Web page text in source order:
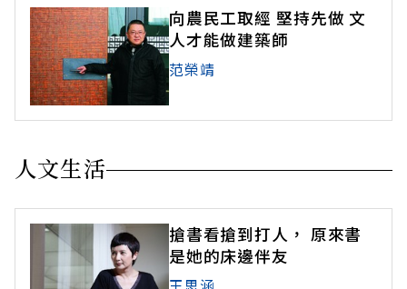
向農民工取經 堅持先做 文
人才能做建築師
范榮靖
人文生活
搶書看搶到打人， 原來書
是她的床邊伴友